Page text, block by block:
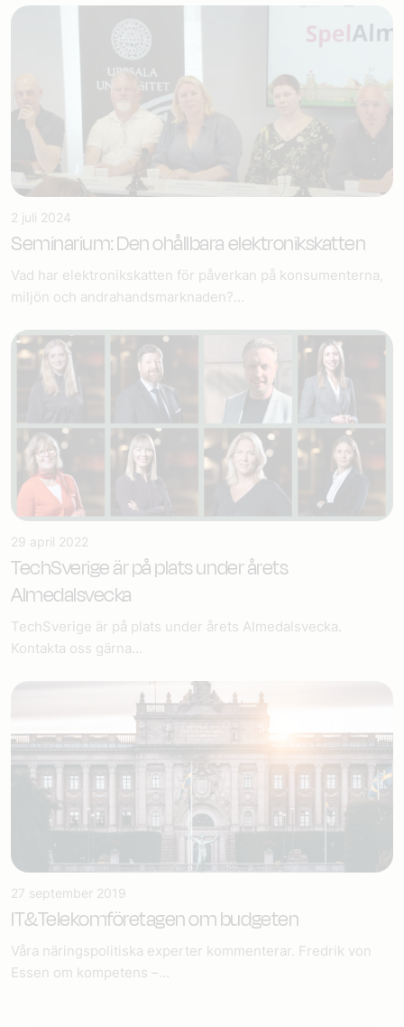
2 juli 2024
Seminarium: Den ohållbara elektronikskatten
Vad har elektronikskatten för påverkan på konsumenterna,
miljön och andrahandsmarknaden?...
29 april 2022
TechSverige är på plats under årets
Almedalsvecka
TechSverige är på plats under årets Almedalsvecka.
Kontakta oss gärna...
27 september 2019
IT&Telekomföretagen om budgeten
Våra näringspolitiska experter kommenterar. Fredrik von
Essen om kompetens –...